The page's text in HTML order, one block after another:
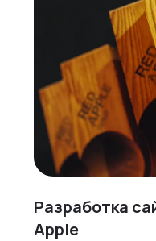
Разработка
Apple